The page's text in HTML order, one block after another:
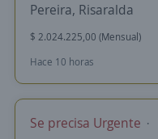
Pereira, Risaralda
$ 2.024.225,00 (Mensual)
Hace 10 horas
Se precisa Urgente